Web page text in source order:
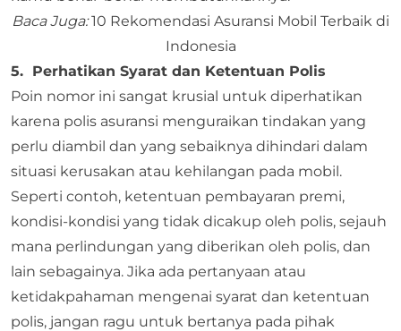
Baca Juga:10 Rekomendasi Asuransi Mobil Terbaik di
Indonesia
5. Perhatikan Syarat dan Ketentuan Polis
Poin nomor ini sangat krusial untuk diperhatikan
karena polis asuransi menguraikan tindakan yang
perlu diambil dan yang sebaiknya dihindari dalam
situasi kerusakan atau kehilangan pada mobil.
Seperti contoh, ketentuan pembayaran premi,
kondisi-kondisi yang tidak dicakup oleh polis, sejauh
mana perlindungan yang diberikan oleh polis, dan
lain sebagainya. Jika ada pertanyaan atau
ketidakpahaman mengenai syarat dan ketentuan
polis, jangan ragu untuk bertanya pada pihak